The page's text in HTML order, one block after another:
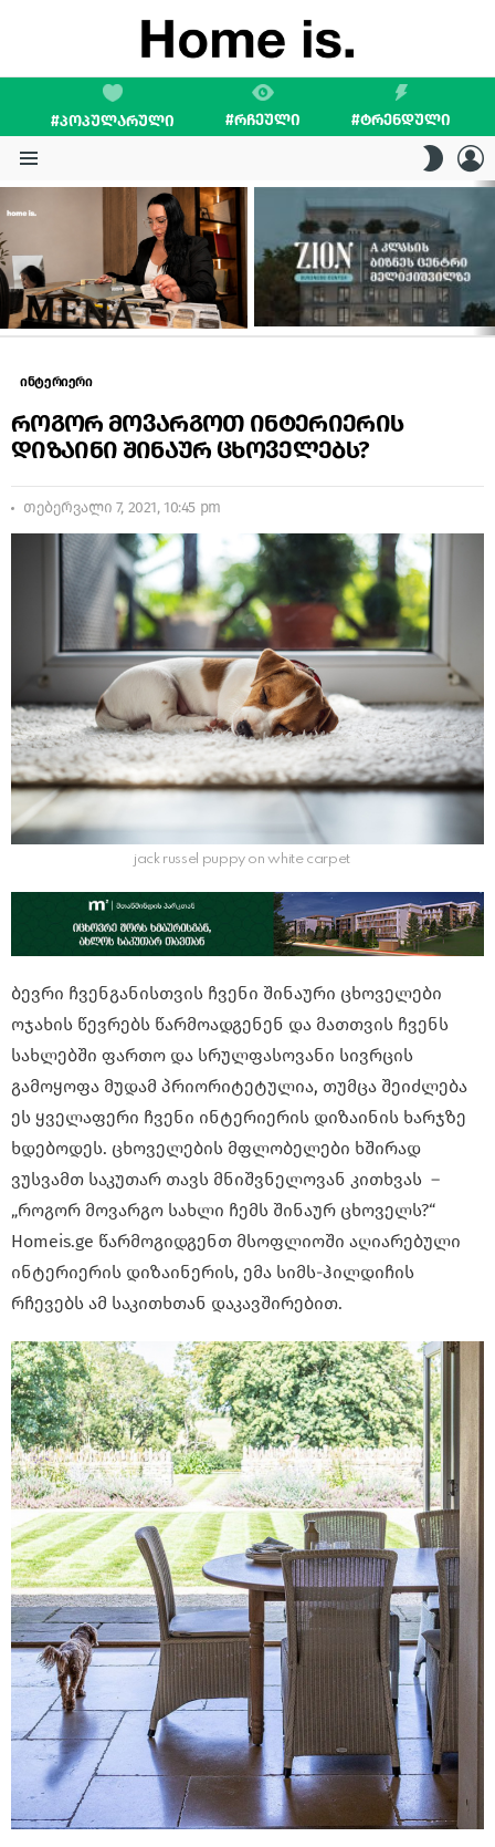
#ᲞᲝᲞᲣᲚᲐᲠᲣᲚᲘ #ᲠᲩᲔᲣᲚᲘ #ᲢᲠᲔᲜᲓᲣᲚᲘ
SKIN
STORIES
ინტერიერი
როგორ მოვარგოთ ინტერიერის
დიზაინი შინაურ ცხოველებს?
თებერვალი 7, 2021, 10:45 pm
jack russel puppy on white carpet
ბევრი ჩვენგანისთვის ჩვენი შინაური ცხოველები
ოჯახის წევრებს წარმოადგენენ და მათთვის ჩვენს
სახლებში ფართო და სრულფასოვანი სივრცის
გამოყოფა მუდამ პრიორიტეტულია, თუმცა შეიძლება
ეს ყველაფერი ჩვენი ინტერიერის დიზაინის ხარჯზე
ხდებოდეს. ცხოველების მფლობელები ხშირად
ვუსვამთ საკუთარ თავს მნიშვნელოვან კითხვას –
„როგორ მოვარგო სახლი ჩემს შინაურ ცხოველს?“
Homeis.ge წარმოგიდგენთ მსოფლიოში აღიარებული
ინტერიერის დიზაინერის, ემა სიმს-ჰილდიჩის
რჩევებს ამ საკითხთან დაკავშირებით.